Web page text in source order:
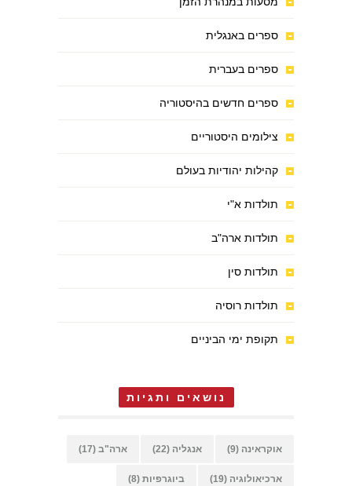
ספרים באנגלית
ספרים בעברית
ספרים חדשים בהיסטוריה
צילומים היסטוריים
קהילות יהודיות בעולם
תולדות א"י
תולדות ארה"ב
תולדות סין
תולדות רוסיה
תקופת ימי הביניים
נושאים ותגיות
אוקראינה (9) אנגליה (22) ארה"ב (17)
ארכיאולוגיה (19) ביוגרפיות (8)